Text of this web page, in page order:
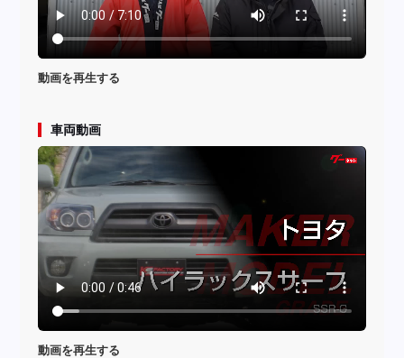
動画を再生する
車両動画
動画を再生する